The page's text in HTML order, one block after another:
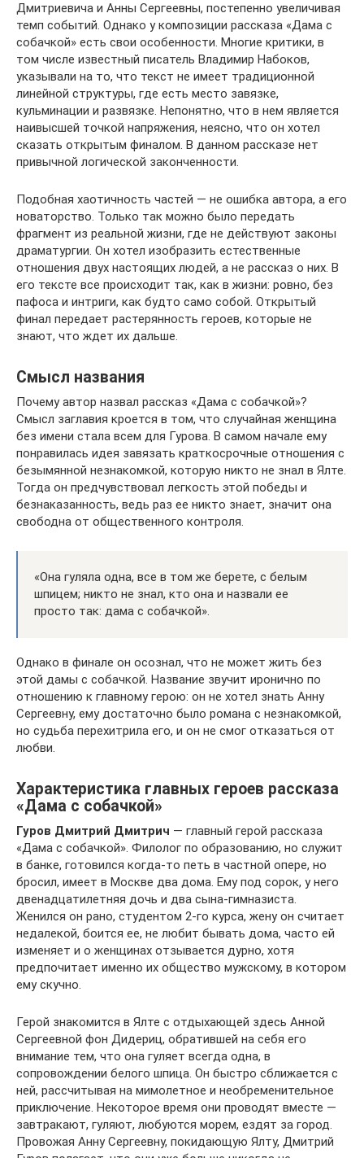
Дмитриевича и Анны Сергеевны, постепенно увеличивая
темп событий. Однако у композиции рассказа «Дама с
собачкой» есть свои особенности. Многие критики, в
том числе известный писатель Владимир Набоков,
указывали на то, что текст не имеет традиционной
линейной структуры, где есть место завязке,
кульминации и развязке. Непонятно, что в нем является
наивысшей точкой напряжения, неясно, что он хотел
сказать открытым финалом. В данном рассказе нет
привычной логической законченности.
Подобная хаотичность частей — не ошибка автора, а его
новаторство. Только так можно было передать
фрагмент из реальной жизни, где не действуют законы
драматургии. Он хотел изобразить естественные
отношения двух настоящих людей, а не рассказ о них. В
его тексте все происходит так, как в жизни: ровно, без
пафоса и интриги, как будто само собой. Открытый
финал передает растерянность героев, которые не
знают, что ждет их дальше.
Смысл названия
Почему автор назвал рассказ «Дама с собачкой»?
Смысл заглавия кроется в том, что случайная женщина
без имени стала всем для Гурова. В самом начале ему
понравилась идея завязать краткосрочные отношения с
безымянной незнакомкой, которую никто не знал в Ялте.
Тогда он предчувствовал легкость этой победы и
безнаказанность, ведь раз ее никто знает, значит она
свободна от общественного контроля.
«Она гуляла одна, все в том же берете, с белым
шпицем; никто не знал, кто она и назвали ее
просто так: дама с собачкой».
Однако в финале он осознал, что не может жить без
этой дамы с собачкой. Название звучит иронично по
отношению к главному герою: он не хотел знать Анну
Сергеевну, ему достаточно было романа с незнакомкой,
но судьба перехитрила его, и он не смог отказаться от
любви.
Характеристика главных героев рассказа
«Дама с собачкой»
Гуров Дмитрий Дмитрич — главный герой рассказа
«Дама с собачкой». Филолог по образованию, но служит
в банке, готовился когда-то петь в частной опере, но
бросил, имеет в Москве два дома. Ему под сорок, у него
двенадцатилетняя дочь и два сына-гимназиста.
Женился он рано, студентом 2-го курса, жену он считает
недалекой, боится ее, не любит бывать дома, часто ей
изменяет и о женщинах отзывается дурно, хотя
предпочитает именно их общество мужскому, в котором
ему скучно.
Герой знакомится в Ялте с отдыхающей здесь Анной
Сергеевной фон Дидериц, обратившей на себя его
внимание тем, что она гуляет всегда одна, в
сопровождении белого шпица. Он быстро сближается с
ней, рассчитывая на мимолетное и необременительное
приключение. Некоторое время они проводят вместе —
завтракают, гуляют, любуются морем, ездят за город.
Провожая Анну Сергеевну, покидающую Ялту, Дмитрий